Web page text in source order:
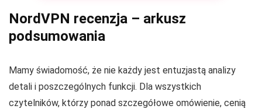
NordVPN recenzja – arkusz
podsumowania
Mamy świadomość, że nie każdy jest entuzjastą analizy
detali i poszczególnych funkcji. Dla wszystkich
czytelników, którzy ponad szczegółowe omówienie, cenią